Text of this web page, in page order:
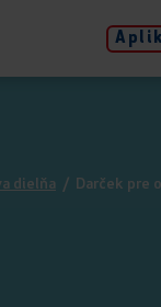
dielňa / Darček pre